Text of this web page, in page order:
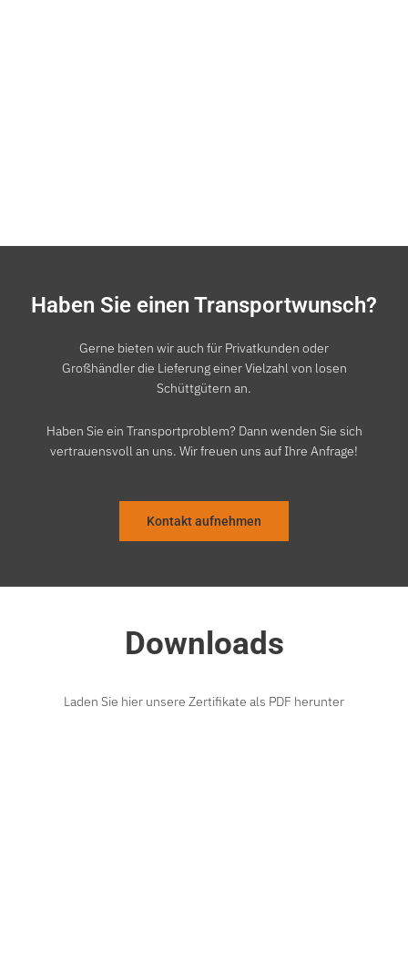
Haben Sie einen Transportwunsch?
Gerne bieten wir auch für Privatkunden oder
Großhändler die Lieferung einer Vielzahl von losen
Schüttgütern an.
Haben Sie ein Transportproblem? Dann wenden Sie sich
vertrauensvoll an uns. Wir freuen uns auf Ihre Anfrage!
Kontakt aufnehmen
Downloads
Laden Sie hier unsere Zertifikate als PDF herunter